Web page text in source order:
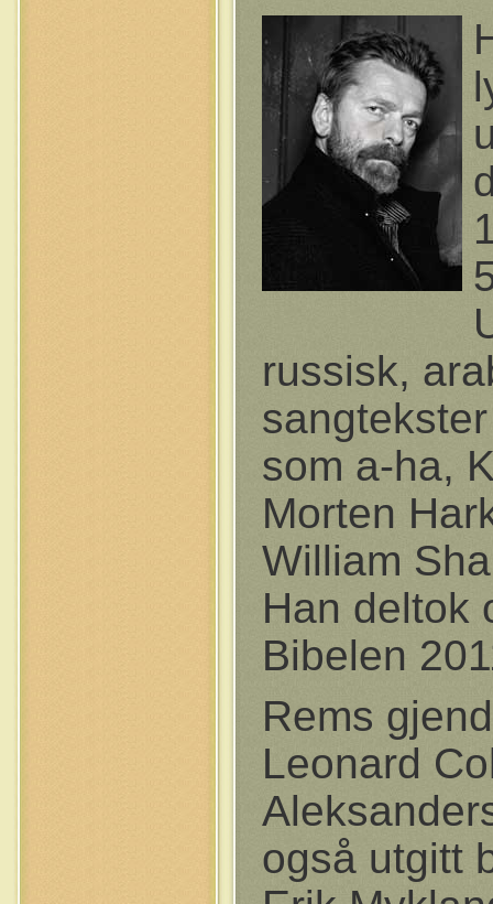
russisk,
som a-ha,
Morten
William
Han deltok
Bibelen
Rems
Leonard
også utgitt